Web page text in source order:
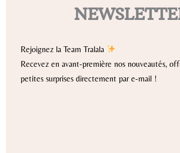
Rejoignez la Team Tralala
Recevez en avant-première nos nouveautés,
petites surprises directement par e-mail !